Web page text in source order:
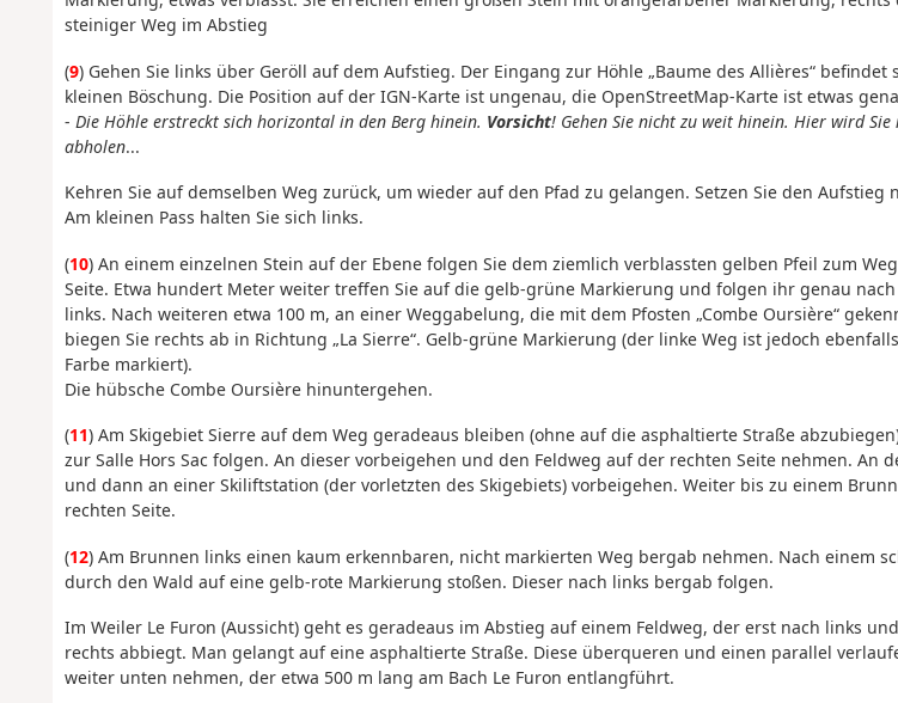
steiniger Weg im Abstieg
(9) Gehen Sie links über Geröll auf dem Aufstieg. Der Eingang zur Höhle „Baume des Allières“
kleinen Böschung. Die Position auf der IGN-Karte ist ungenau, die OpenStreetMap-Karte ist etwas
- Die Höhle erstreckt sich horizontal in den Berg hinein. Vorsicht! Gehen Sie nicht zu weit hinein. Hier wird Sie
abholen...
Kehren Sie auf demselben Weg zurück, um wieder auf den Pfad zu gelangen. Setzen Sie den Aufstieg
Am kleinen Pass halten Sie sich links.
(10) An einem einzelnen Stein auf der Ebene folgen Sie dem ziemlich verblassten gelben Pfeil zum
Seite. Etwa hundert Meter weiter treffen Sie auf die gelb-grüne Markierung und folgen ihr genau
links. Nach weiteren etwa 100 m, an einer Weggabelung, die mit dem Pfosten „Combe Oursière“
biegen Sie rechts ab in Richtung „La Sierre“. Gelb-grüne Markierung (der linke Weg ist jedoch
Farbe markiert).
Die hübsche Combe Oursière hinuntergehen.
(11) Am Skigebiet Sierre auf dem Weg geradeaus bleiben (ohne auf die asphaltierte Straße
zur Salle Hors Sac folgen. An dieser vorbeigehen und den Feldweg auf der rechten Seite nehmen. An
und dann an einer Skiliftstation (der vorletzten des Skigebiets) vorbeigehen. Weiter bis zu einem
rechten Seite.
(12) Am Brunnen links einen kaum erkennbaren, nicht markierten Weg bergab nehmen. Nach einem
durch den Wald auf eine gelb-rote Markierung stoßen. Dieser nach links bergab folgen.
Im Weiler Le Furon (Aussicht) geht es geradeaus im Abstieg auf einem Feldweg, der erst nach links
rechts abbiegt. Man gelangt auf eine asphaltierte Straße. Diese überqueren und einen parallel
weiter unten nehmen, der etwa 500 m lang am Bach Le Furon entlangführt.